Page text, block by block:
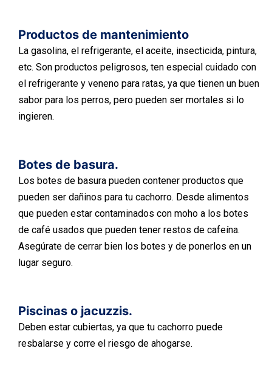
Productos de mantenimiento
La gasolina, el refrigerante, el aceite, insecticida, pintura,
etc. Son productos peligrosos, ten especial cuidado con
el refrigerante y veneno para ratas, ya que tienen un buen
sabor para los perros, pero pueden ser mortales si lo
ingieren.
Botes de basura.
Los botes de basura pueden contener productos que
pueden ser dañinos para tu cachorro. Desde alimentos
que pueden estar contaminados con moho a los botes
de café usados que pueden tener restos de cafeína.
Asegúrate de cerrar bien los botes y de ponerlos en un
lugar seguro.
Piscinas o jacuzzis.
Deben estar cubiertas, ya que tu cachorro puede
resbalarse y corre el riesgo de ahogarse.